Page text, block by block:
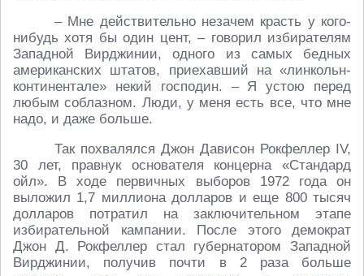
– Мне действительно незачем красть у кого-
нибудь хотя бы один цент, – говорил избирателям
Западной Вирджинии, одного из самых бедных
американских штатов, приехавший на «линкольн-
континентале» некий господин. – Я устою перед
любым соблазном. Люди, у меня есть все, что мне
надо, и даже больше.
Так похвалялся Джон Дависон Рокфеллер IV,
30 лет, правнук основателя концерна «Стандард
ойл». В ходе первичных выборов 1972 года он
выложил 1,7 миллиона долларов и еще 800 тысяч
долларов потратил на заключительном этапе
избирательной кампании. После этого демократ
Джон Д. Рокфеллер стал губернатором Западной
Вирджинии, получив почти в 2 раза больше